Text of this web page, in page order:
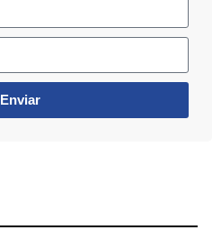
Enviar